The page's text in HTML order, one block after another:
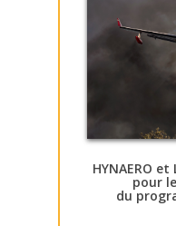
HYNAERO et
pour
du